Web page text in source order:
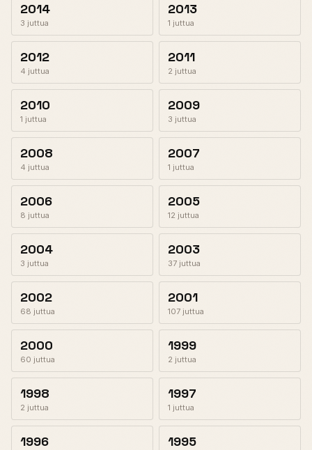
2014
3 juttua
2013
1 juttua
2012
4 juttua
2011
2 juttua
2010
1 juttua
2009
3 juttua
2008
4 juttua
2007
1 juttua
2006
8 juttua
2005
12 juttua
2004
3 juttua
2003
37 juttua
2002
68 juttua
2001
107 juttua
2000
60 juttua
1999
2 juttua
1998
2 juttua
1997
1 juttua
1996 1995